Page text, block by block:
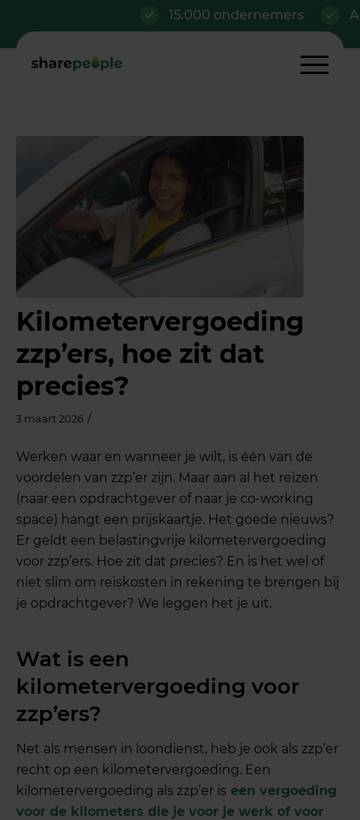
15.000 ondernemers Al
Kilometervergoeding
zzp’ers, hoe zit dat
precies?
3 maart 2026 /
Werken waar en wanneer je wilt, is één van de
voordelen van zzp’er zijn. Maar aan al het reizen
(naar een opdrachtgever of naar je co-working
space) hangt een prijskaartje. Het goede nieuws?
Er geldt een belastingvrije kilometervergoeding
voor zzp’ers. Hoe zit dat precies? En is het wel of
niet slim om reiskosten in rekening te brengen bij
je opdrachtgever? We leggen het je uit.
Wat is een
kilometervergoeding voor
zzp’ers?
Net als mensen in loondienst, heb je ook als zzp’er
recht op een kilometervergoeding. Een
kilometervergoeding als zzp’er is een vergoeding
voor de kilometers die je voor je werk of voor